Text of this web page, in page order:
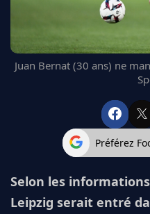
L'AVIS DE LA RÉDAC'
Juan Bernat (30 ans) ne
Préférez
Selon les
Leipzig serait entré